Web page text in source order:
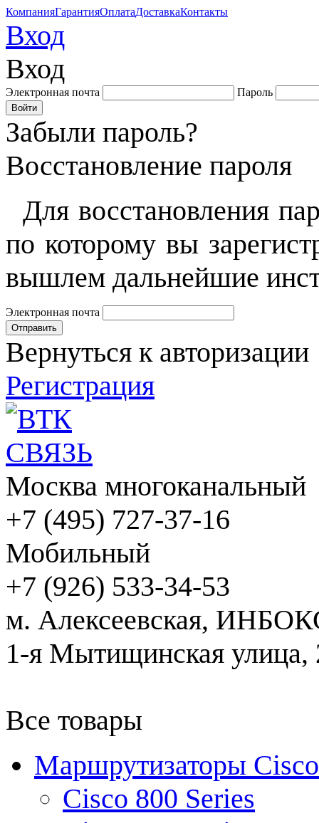
КомпанияГарантияОплатаДоставкаКонтакты
Вход
Вход
Электронная почта Пароль
Забыли пароль?
Восстановление пароля
Для восстановления
по которому вы
вышлем дальнейшие
Электронная почта
Вернуться к авторизации
Регистрация
Москва многоканальный
+7 (495) 727-37-16
Мобильный
+7 (926) 533-34-53
м. Алексеевская,
1-я Мытищинская улица,
Все товары
Маршрутизаторы Cisco
Cisco 800 Series